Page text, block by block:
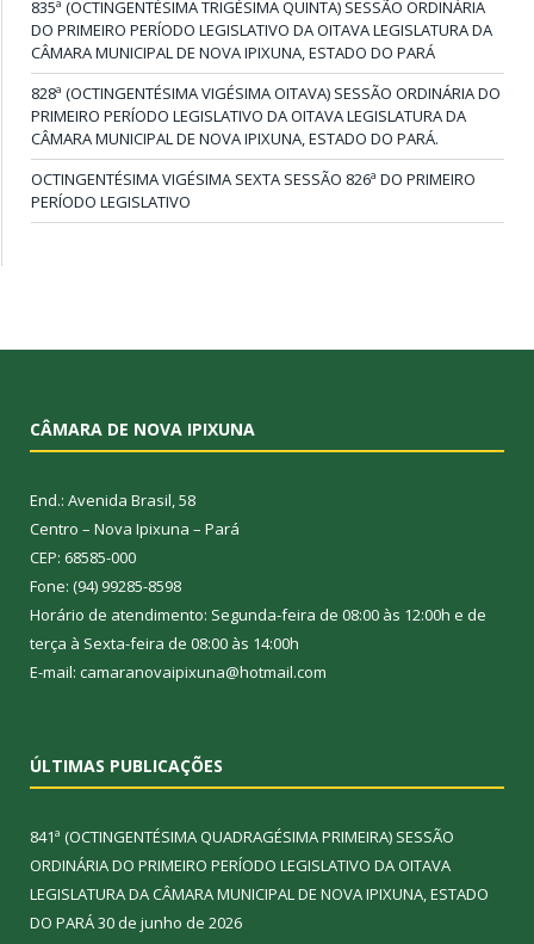
835ª (OCTINGENTÉSIMA TRIGÉSIMA QUINTA) SESSÃO ORDINÁRIA
DO PRIMEIRO PERÍODO LEGISLATIVO DA OITAVA LEGISLATURA DA
CÂMARA MUNICIPAL DE NOVA IPIXUNA, ESTADO DO PARÁ
828ª (OCTINGENTÉSIMA VIGÉSIMA OITAVA) SESSÃO ORDINÁRIA DO
PRIMEIRO PERÍODO LEGISLATIVO DA OITAVA LEGISLATURA DA
CÂMARA MUNICIPAL DE NOVA IPIXUNA, ESTADO DO PARÁ.
OCTINGENTÉSIMA VIGÉSIMA SEXTA SESSÃO 826ª DO PRIMEIRO
PERÍODO LEGISLATIVO
CÂMARA DE NOVA IPIXUNA
End.: Avenida Brasil, 58
Centro – Nova Ipixuna – Pará
CEP: 68585-000
Fone: (94) 99285-8598
Horário de atendimento: Segunda-feira de 08:00 às 12:00h e de
terça à Sexta-feira de 08:00 às 14:00h
E-mail: camaranovaipixuna@hotmail.com
ÚLTIMAS PUBLICAÇÕES
841ª (OCTINGENTÉSIMA QUADRAGÉSIMA PRIMEIRA) SESSÃO
ORDINÁRIA DO PRIMEIRO PERÍODO LEGISLATIVO DA OITAVA
LEGISLATURA DA CÂMARA MUNICIPAL DE NOVA IPIXUNA, ESTADO
DO PARÁ30 de junho de 2026